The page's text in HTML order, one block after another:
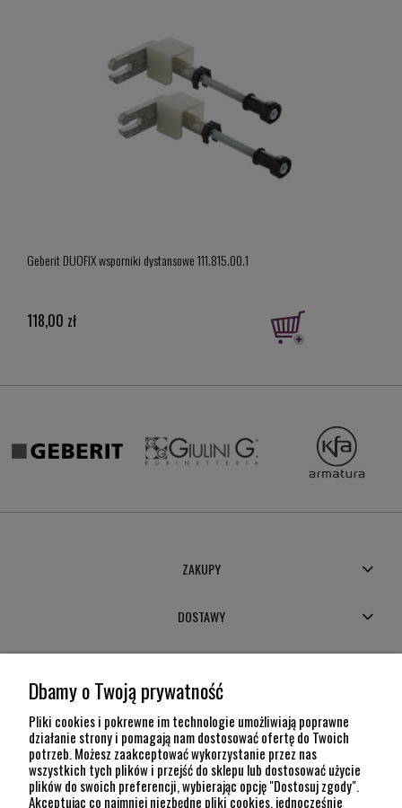
Geberit DUOFIX wsporniki dystansowe 111.815.00.1
118,00 zł
ZAKUPY
DOSTAWY
POMOC
INFORMACJE
KONTAKT
Dbamy o Twoją prywatność
Pliki cookies i pokrewne im technologie umożliwiają poprawne
działanie strony i pomagają nam dostosować ofertę do Twoich
potrzeb. Możesz zaakceptować wykorzystanie przez nas
wszystkich tych plików i przejść do sklepu lub dostosować użycie
plików do swoich preferencji, wybierając opcję "Dostosuj zgody".
Akceptując co najmniej niezbędne pliki cookies, jednocześnie